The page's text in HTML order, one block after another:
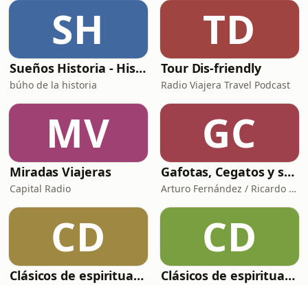
SH
Sueños Historia - Histórico Podcast de historia relajada para dormir
búho de la historia
TD
Tour Dis-friendly
Radio Viajera Travel Podcast
MV
Miradas Viajeras
Capital Radio
GC
Gafotas, Cegatos y sus Aparatos - Podcast
Arturo Fernández / Ricardo Abad
CD
Clásicos de espiritualidad: El arte de aprovechar nuestras faltas
CD
Clásicos de espiritualidad: El combate espiritual